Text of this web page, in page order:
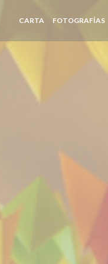
CARTA FOTOGRAFÍAS